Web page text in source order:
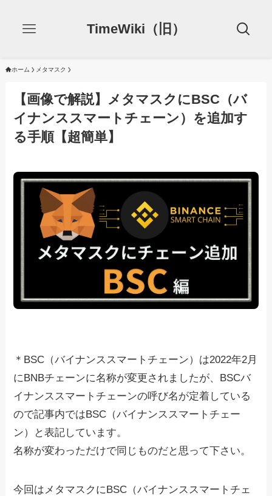
TimeWiki（旧）
ホーム メタマスク
【画像で解説】メタマスクにBSC（バ
イナンススマートチェーン）を追加す
る手順【超簡単】
＊BSC（バイナンススマートチェーン）は2022年2月
にBNBチェーンに名称が変更されましたが、BSCバ
イナンススマートチェーンの呼び名が定着している
ので記事内ではBSC（バイナンススマートチェー
ン）と表記しています。
名称が変わっただけで同じものだと思って下さい。
今回はメタマスクにBSC（バイナンススマートチェ